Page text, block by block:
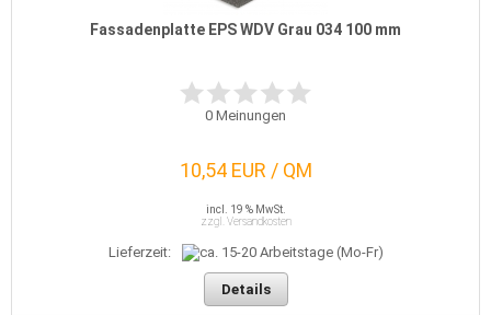
Fassadenplatte EPS WDV Grau 034 100 mm
0 Meinungen
10,54 EUR / QM
incl. 19 % MwSt.
zzgl. Versandkosten
Lieferzeit:
Details